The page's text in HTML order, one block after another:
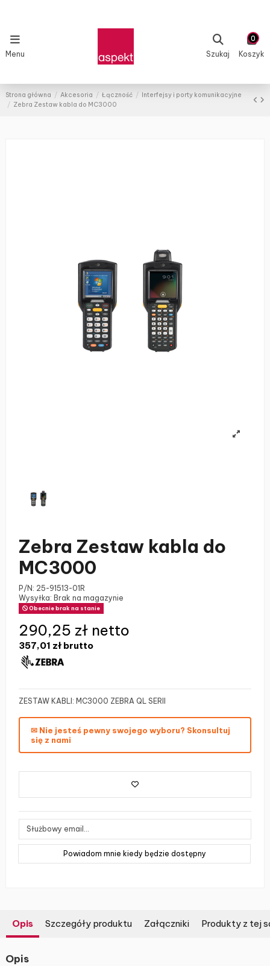
Menu Szukaj
0
Koszyk
Strona główna Akcesoria Łączność
Interfejsy i porty komunikacyjne
Zebra Zestaw kabla do MC3000
Zebra Zestaw kabla do
MC3000
P/N: 25-91513-01R
Wysyłka: Brak na magazynie
Obecnie brak na stanie
357,01 zł brutto
290,25 zł netto
ZESTAW KABLI: MC3000 ZEBRA QL SERII
✉ Nie jesteś pewny swojego wyboru? Skonsultuj
się z nami
Opis Szczegóły produktu Załączniki Produkty z tej
Opis